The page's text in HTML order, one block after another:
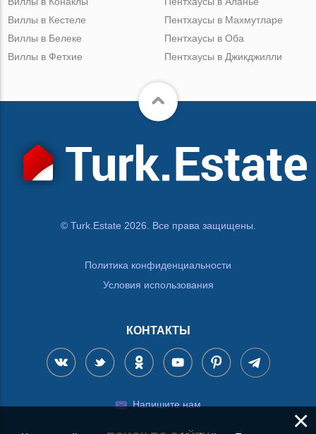
Виллы в Кестеле
Виллы в Белеке
Виллы в Фетхие
Пентхаусы в Махмутларе
Пентхаусы в Оба
Пентхаусы в Джикджилли
© Turk.Estate 2026. Все права защищены.
Политика конфиденциальности
Условия использования
КОНТАКТЫ
Напишите нам
×